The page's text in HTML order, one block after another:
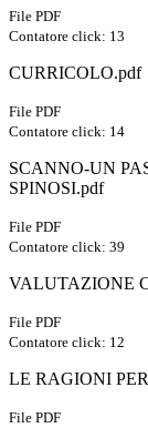
File PDF
Contatore click: 13
CURRICOLO.pdf
File PDF
Contatore click: 14
SCANNO-UN
SPINOSI.pdf
File PDF
Contatore click: 39
VALUTAZIONE
File PDF
Contatore click: 12
LE RAGIONI
File PDF